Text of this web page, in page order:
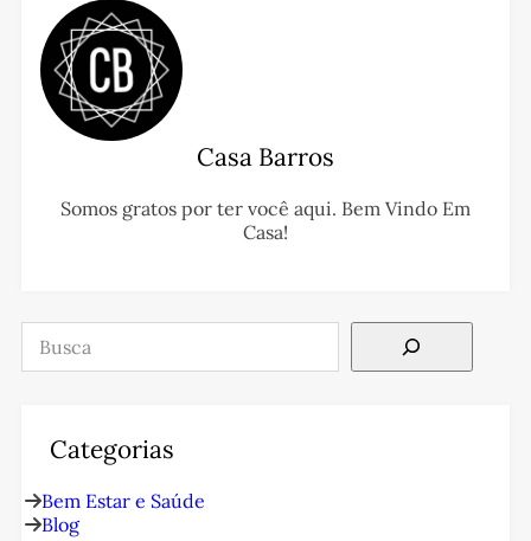
Casa Barros
Somos gratos por ter você aqui. Bem Vindo Em
Casa!
Pesquisar
Categorias
Bem Estar e Saúde
Blog